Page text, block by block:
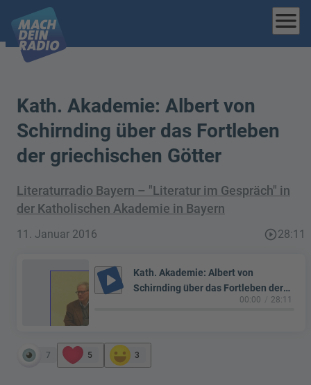
menu
Kath. Akademie: Albert von
Schirnding über das Fortleben
der griechischen Götter
Literaturradio Bayern – "Literatur im Gespräch" in
der Katholischen Akademie in Bayern
11. Januar 2016 play_circle_outline28:11
play_arrow
Kath. Akademie: Albert von
Schirnding über das Fortleben der
00:00 28:11
7 5 3